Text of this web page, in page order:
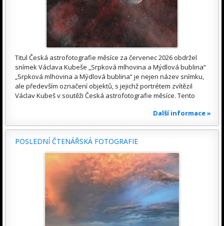
Titul Česká astrofotografie měsíce za červenec 2026 obdržel
snímek Václava Kubeše „Srpková mlhovina a Mýdlová bublina“
„Srpková mlhovina a Mýdlová bublina“ je nejen název snímku,
ale především označení objektů, s jejichž portrétem zvítězil
Václav Kubeš v soutěži Česká astrofotografie měsíce. Tento
Další informace »
POSLEDNÍ ČTENÁŘSKÁ FOTOGRAFIE